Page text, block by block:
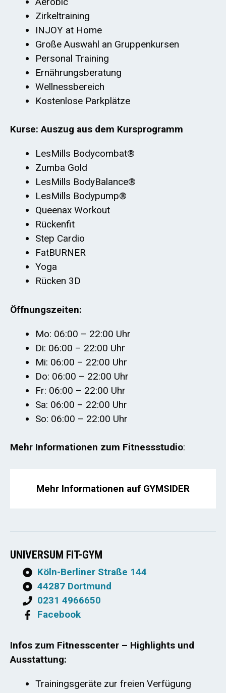
Zirkeltraining
INJOY at Home
Große Auswahl an Gruppenkursen
Personal Training
Ernährungsberatung
Wellnessbereich
Kostenlose Parkplätze
Kurse: Auszug aus dem Kursprogramm
LesMills Bodycombat®
Zumba Gold
LesMills BodyBalance®
LesMills Bodypump®
Queenax Workout
Rückenfit
Step Cardio
FatBURNER
Yoga
Rücken 3D
Öffnungszeiten:
Mo: 06:00 – 22:00 Uhr
Di: 06:00 – 22:00 Uhr
Mi: 06:00 – 22:00 Uhr
Do: 06:00 – 22:00 Uhr
Fr: 06:00 – 22:00 Uhr
Sa: 06:00 – 22:00 Uhr
So: 06:00 – 22:00 Uhr
Mehr Informationen zum Fitnessstudio:
Mehr Informationen auf GYMSIDER
UNIVERSUM FIT-GYM
Köln-Berliner Straße 144
44287 Dortmund
0231 4966650
Facebook
Infos zum Fitnesscenter – Highlights und
Ausstattung:
Trainingsgeräte zur freien Verfügung